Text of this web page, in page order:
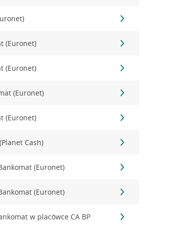
(Euronet)
(Euronet)
(Euronet)
(Euronet)
Cash)
(Euronet)
(Euronet)
w placówce CA BP